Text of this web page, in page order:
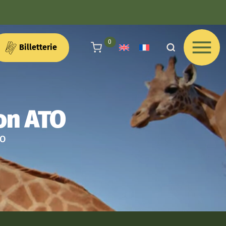
Billetterie
0 articles au panier
ATO